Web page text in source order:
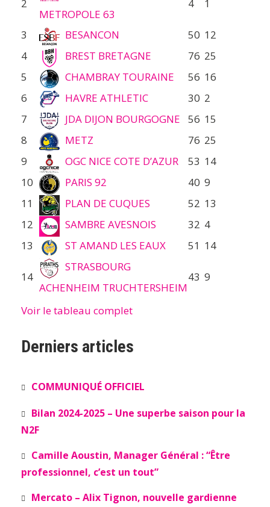
2
METROPOLE 63
4 1
3 BESANCON 50 12
4
BREST BRETAGNE 76 25
5
CHAMBRAY TOURAINE 56 16
6
HAVRE ATHLETIC 30 2
7
JDA DIJON BOURGOGNE 56 15
8
METZ 76 25
9
OGC NICE COTE D’AZUR 53 14
10
PARIS 92 40 9
11
PLAN DE CUQUES 52 13
12
SAMBRE AVESNOIS 32 4
13
ST AMAND LES EAUX 51 14
14
STRASBOURG
ACHENHEIM TRUCHTERSHEIM
43 9
Voir le tableau complet
Derniers articles
COMMUNIQUÉ OFFICIEL
Bilan 2024-2025 – Une superbe saison pour la
N2F
Camille Aoustin, Manager Général : “Être
professionnel, c’est un tout”
Mercato – Alix Tignon, nouvelle gardienne